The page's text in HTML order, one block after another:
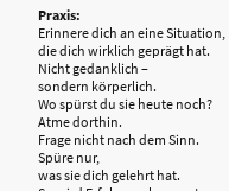
Praxis:
Erinnere dich an eine Situation,
die dich wirklich geprägt hat.
Nicht gedanklich –
sondern körperlich.
Wo spürst du sie heute noch?
Atme dorthin.
Frage nicht nach dem Sinn.
Spüre nur,
was sie dich gelehrt hat.